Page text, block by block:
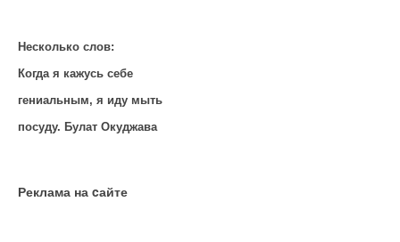
Несколько слов:
Когда я кажусь себе
гениальным, я иду мыть
посуду. Булат Окуджава
Реклама на cайте